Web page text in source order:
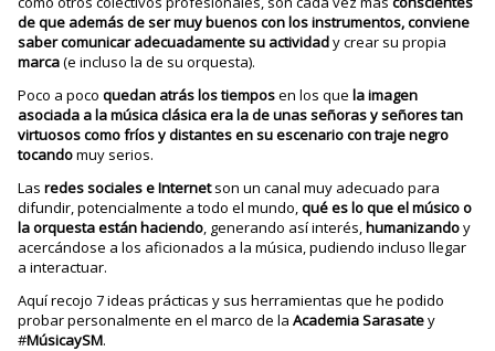
de que además de ser muy buenos con los instrumentos, conviene
saber comunicar adecuadamente su actividady crear su propia
marca(e incluso la de su orquesta).
Poco a pocoquedan atrás los tiemposen los quela imagen
asociada a la música clásica era la de unas señoras y señores tan
virtuosos como fríos y distantes en su escenario con traje negro
tocandomuy serios.
Lasredes sociales e Internetson un canal muy adecuado para
difundir, potencialmente a todo el mundo,qué es lo que el músico o
la orquesta están haciendo, generando así interés,humanizandoy
acercándose a los aficionados a la música, pudiendo incluso llegar
a interactuar.
Aquí recojo 7 ideas prácticas y sus herramientas que he podido
probar personalmente en el marco de laAcademia Sarasatey
#MúsicaySM.